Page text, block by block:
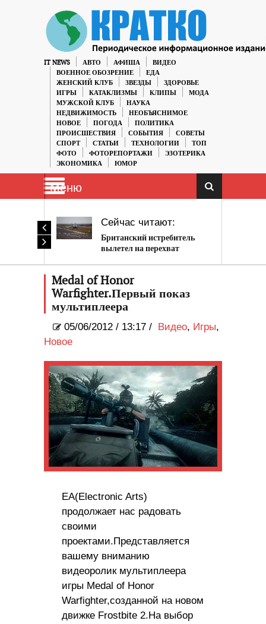
IT NEWS АВТО АФИША
ВИДЕО
ВОЕННОЕ ОБОЗРЕНИЕ
ЕДА
ЖЕНСКИЙ КЛУБ
ЗВЕЗДЫ
ЗДОРОВЬЕ
ИГРЫ
КАТАКЛИЗМЫ КЛИПЫ
МОДА
МУЖСКОЙ КЛУБ
НАУКА
НЕДВИЖИМОСТЬ
НЕОБЪЯСНИМОЕ
НОВОЕ
ПОГОДА
ПОЛИТИКА
ПРОИСШЕСТВИЯ
СОБЫТИЯ
СОВЕТЫ
СПОРТ
СТАТЬИ ТЕХНОЛОГИИ
ТОП
ФОТО
ФОТОРЕПОРТАЖИ
ЭЗОТЕРИКА
ЭКОНОМИКА
ЮМОР
Меню
Сейчас читают:
Британский истребитель
вылетел на перехват
Medal of Honor
Warfighter.Первый показ
мультиплеера
05/06/2012 / 13:17 / Видео, Игры,
Новое
EA(Electronic Arts)
продолжает нас радовать
своими
проектами.Представляется
вашему вниманию
видеоролик мультиплеера
игры Medal of Honor
Warfighter,созданной на новом
движке Frostbite 2.На выбор